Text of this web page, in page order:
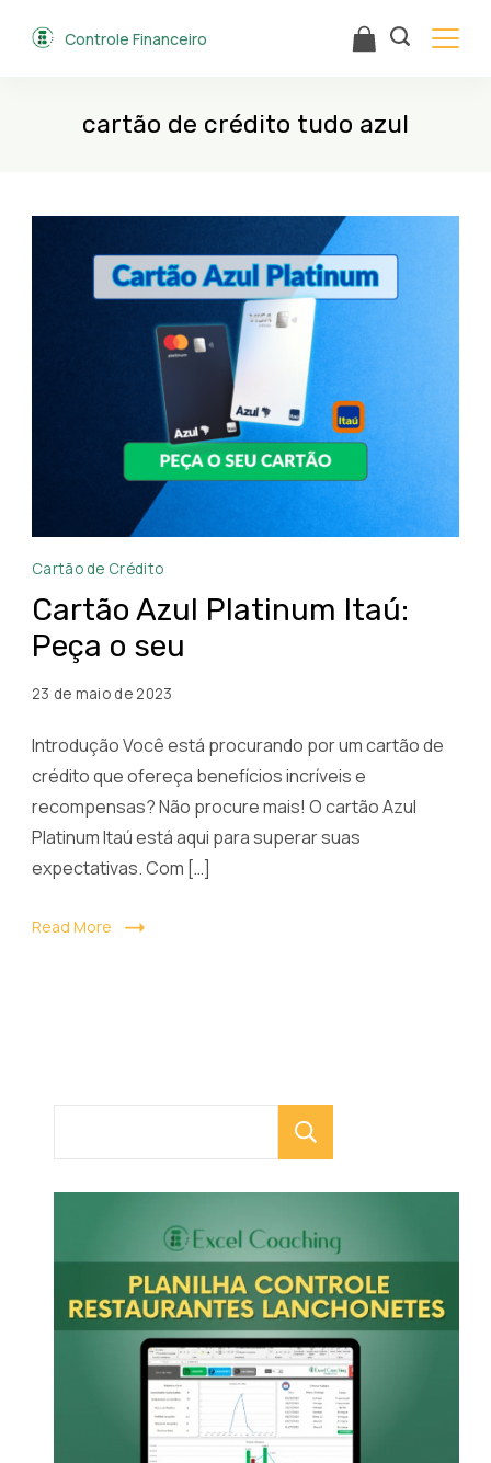
Controle Financeiro
cartão de crédito tudo azul
Cartão
Platinum
Itaú
Cartão de Crédito
Cartão Azul Platinum Itaú:
Peça o seu
23 de maio de 2023
Introdução Você está procurando por um cartão de
crédito que ofereça benefícios incríveis e
recompensas? Não procure mais! O cartão Azul
Platinum Itaú está aqui para superar suas
expectativas. Com […]
Read More